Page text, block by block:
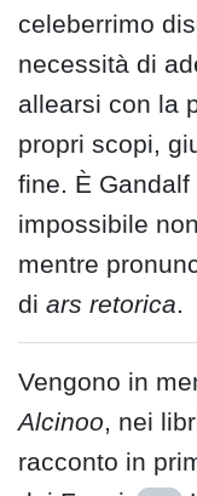
celeberrimo
necessità di
allearsi con la
propri scopi,
fine. È
impossibile
mentre
di ars retorica.
Vengono in
Alcinoo, nei
racconto in